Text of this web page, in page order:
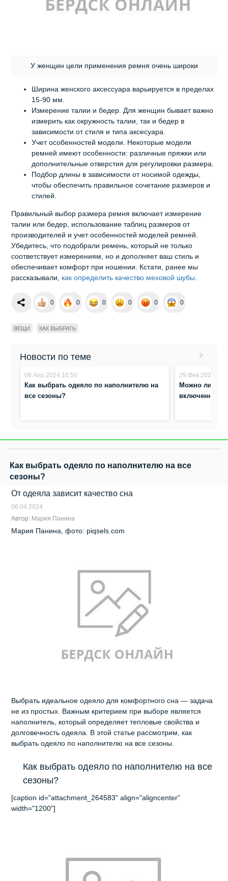
У женщин цели применения ремня очень широки
Ширина женского аксессуара варьируется в пределах
15-90 мм.
Измерение талии и бедер. Для женщин бывает важно
измерить как окружность талии, так и бедер в
зависимости от стиля и типа аксесуара.
Учет особенностей модели. Некоторые модели
ремней имеют особенности: различные пряжки или
дополнительные отверстия для регулировки размера.
Подбор длины в зависимости от носимой одежды,
чтобы обеспечить правильное сочетание размеров и
стилей.
Правильный выбор размера ремня включает измерение
талии или бедер, использование таблиц размеров от
производителей и учет особенностей моделей ремней.
Убедитесь, что подобрали ремень, который не только
соответствует измерениям, но и дополняет ваш стиль и
обеспечивает комфорт при ношении. Кстати, ранее мы
рассказывали, как определить качество меховой шубы
0 0 0 0 0 0
ВЕЩИ КАК ВЫБРАТЬ
Новости по теме
06.Апр.2024 10:50
Как выбрать одеяло по наполнителю на
все сезоны?
29.Фев.2024
Можно ли
включенной в
Как выбрать одеяло по наполнителю на все
сезоны?
От одеяла зависит качество сна
06.04.2024
Автор: Мария Панина
Мария Панина, фото: piqsels.com
Выбрать идеальное одеяло для комфортного сна — задача
не из простых. Важным критерием при выборе является
наполнитель, который определяет тепловые свойства и
долговечность одеяла. В этой статье рассмотрим, как
выбрать одеяло по наполнителю на все сезоны.
Как выбрать одеяло по наполнителю на все
сезоны?
[caption id="attachment_264583" align="aligncenter"
width="1200"]